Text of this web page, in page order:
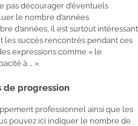
pas décourager d’éventuels
le nombre d’années
d’années, il est surtout intéressant
les succès rencontrés pendant ces
expressions comme « le
à … ».
de progression
professionnel ainsi que les
pouvez ici indiquer le nombre de